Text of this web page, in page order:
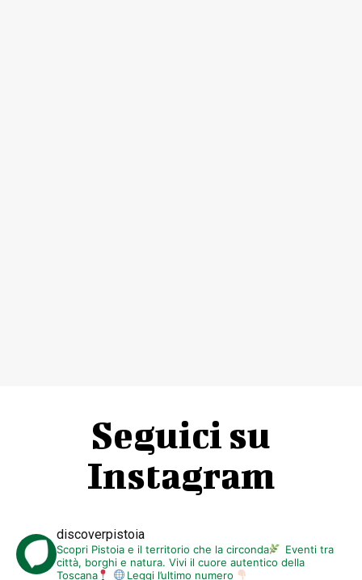
Seguici su
Instagram
discoverpistoia
Scopri Pistoia e il territorio che la circonda
Eventi tra
città, borghi e natura. Vivi il cuore autentico della
Toscana
Leggi l’ultimo numero